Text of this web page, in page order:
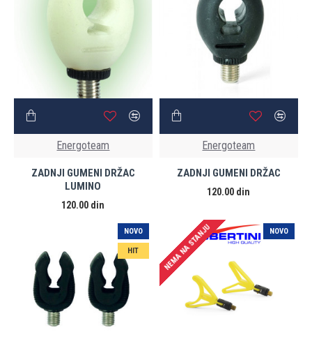
Energoteam
ZADNJI GUMENI DRŽAC
LUMINO
120.00 din
Energoteam
ZADNJI GUMENI DRŽAC
120.00 din
NOVO
HIT
NOVO
NEMA NA STANJU